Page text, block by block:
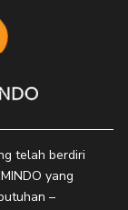
telah berdiri
yang
–